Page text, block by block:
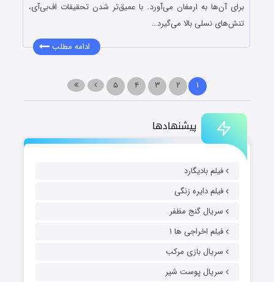
پیشنهادها
فیلم بادیگارد
فیلم دایره زنگی
سریال گنج مظفر
فیلم اخراجی ها ۱
سریال بازی مرکب
سریال پوست شیر
برای آن‌ها به ارمغان می‌آورد. با عمیق‌تر شدن تحقیقات اف‌بی‌آی،
تنش‌های نسلی بالا می‌گیرد…
ادامه مطلب
۱ ۲ ۳ ۴ ۵